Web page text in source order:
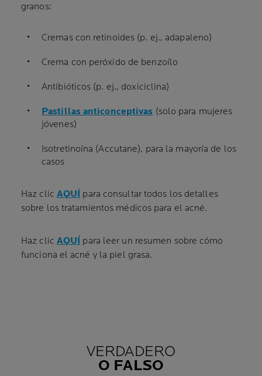
granos:
Cremas con retinoides (p. ej., adapaleno)
Crema con peróxido de benzoílo
Antibióticos (p. ej., doxiciclina)
Pastillas anticonceptivas (solo para mujeres
jóvenes)
Isotretinoína (Accutane), para la mayoría de los
casos
Haz clic AQUÍ para consultar todos los detalles
sobre los tratamientos médicos para el acné.
Haz clic AQUÍ para leer un resumen sobre cómo
funciona el acné y la piel grasa.
VERDADERO
O FALSO